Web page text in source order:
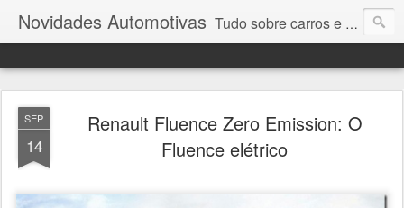
Novidades Automotivas Tudo sobre carros e motores
SEP
14
Renault Fluence Zero Emission: O
Fluence elétrico